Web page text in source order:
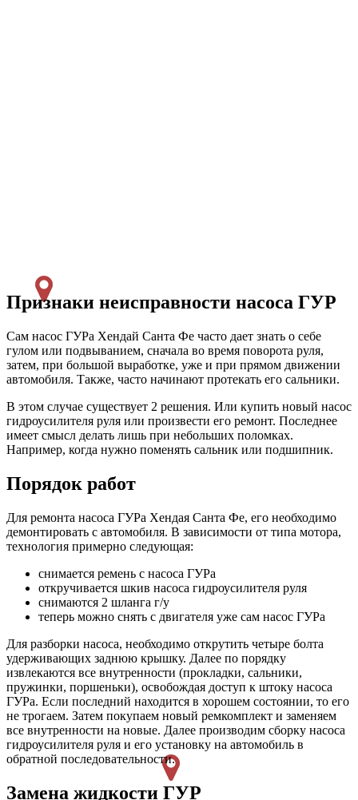
Признаки неисправности насоса ГУР
Сам насос ГУРа Хендай Санта Фе часто дает знать о себе
гулом или подвыванием, сначала во время поворота руля,
затем, при большой выработке, уже и при прямом движении
автомобиля. Также, часто начинают протекать его сальники.
В этом случае существует 2 решения. Или купить новый насос
гидроусилителя руля или произвести его ремонт. Последнее
имеет смысл делать лишь при небольших поломках.
Например, когда нужно поменять сальник или подшипник.
Порядок работ
Для ремонта насоса ГУРа Хендая Санта Фе, его необходимо
демонтировать с автомобиля. В зависимости от типа мотора,
технология примерно следующая:
снимается ремень с насоса ГУРа
откручивается шкив насоса гидроусилителя руля
снимаются 2 шланга г/у
теперь можно снять с двигателя уже сам насос ГУРа
Для разборки насоса, необходимо открутить четыре болта
удерживающих заднюю крышку. Далее по порядку
извлекаются все внутренности (прокладки, сальники,
пружинки, поршеньки), освобождая доступ к штоку насоса
ГУРа. Если последний находится в хорошем состоянии, то его
не трогаем. Затем покупаем новый ремкомплект и заменяем
все внутренности на новые. Далее производим сборку насоса
гидроусилителя руля и его установку на автомобиль в
обратной последовательности.
Замена жидкости ГУР